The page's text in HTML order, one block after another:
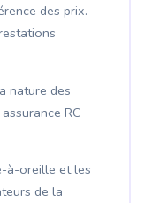
des prix.
nature des
RC
à-oreille et les
de la